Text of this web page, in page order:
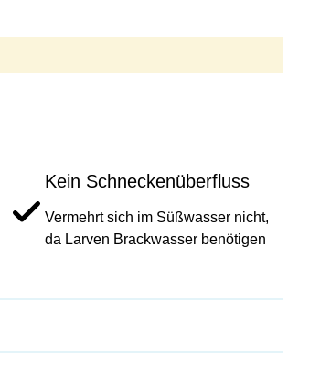
Kein Schneckenüberfluss
Vermehrt sich im Süßwasser nicht,
da Larven Brackwasser benötigen